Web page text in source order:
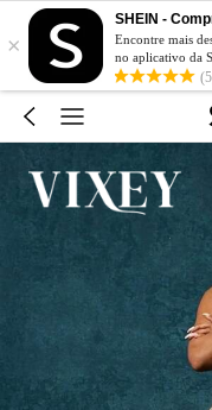
×
SHEIN -
Encontre mais
no aplicativo da